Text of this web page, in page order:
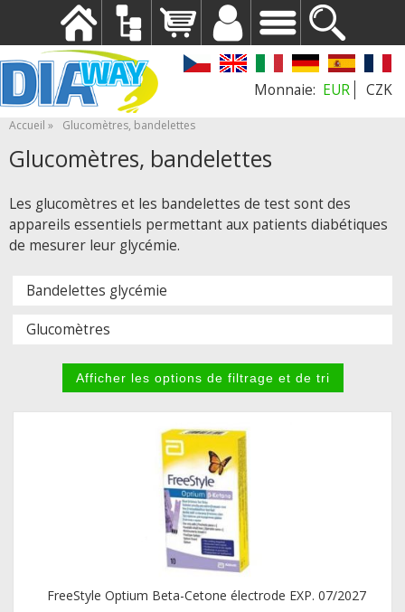
EUR CZK
Accueil Glucomètres, bandelettes
Glucomètres, bandelettes
Les glucomètres et les bandelettes de test sont des
appareils essentiels permettant aux patients diabétiques
de mesurer leur glycémie.
Bandelettes glycémie
Glucomètres
FreeStyle Optium Beta-Cetone électrode EXP. 07/2027